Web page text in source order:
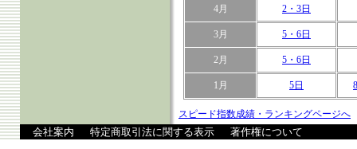
4月 2・3日
3月 5・6日
2月 5・6日
1月 5日
スピード指数成績・ランキングページへ
会社案内 特定商取引法に関する表示 著作権について